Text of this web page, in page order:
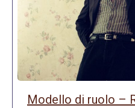
Modello di ruolo –